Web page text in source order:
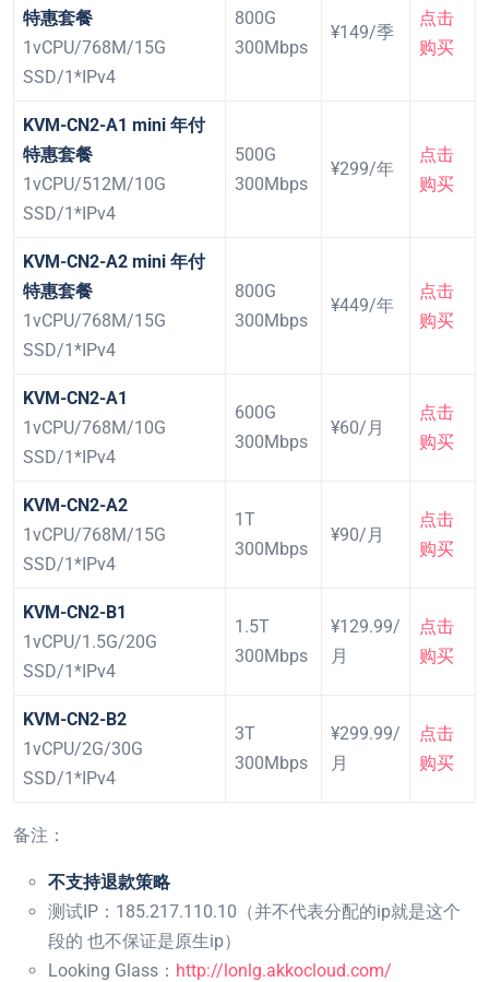
特惠套餐
1vCPU/768M/15G
SSD/1*IPv4
800G
300Mbps
¥149/季
点击
购买
KVM-CN2-A1 mini 年付
特惠套餐
1vCPU/512M/10G
SSD/1*IPv4
500G
300Mbps
¥299/年
点击
购买
KVM-CN2-A2 mini 年付
特惠套餐
1vCPU/768M/15G
SSD/1*IPv4
800G
300Mbps
¥449/年
点击
购买
KVM-CN2-A1
1vCPU/768M/10G
SSD/1*IPv4
600G
300Mbps
¥60/月
点击
购买
KVM-CN2-A2
1vCPU/768M/15G
SSD/1*IPv4
1T
300Mbps
¥90/月
点击
购买
KVM-CN2-B1
1vCPU/1.5G/20G
SSD/1*IPv4
1.5T
300Mbps
¥129.99/
月
点击
购买
KVM-CN2-B2
1vCPU/2G/30G
SSD/1*IPv4
3T
300Mbps
¥299.99/
月
点击
购买
备注：
不支持退款策略
测试IP：185.217.110.10（并不代表分配的ip就是这个
段的 也不保证是原生ip）
Looking Glass： http://lonlg.akkocloud.com/